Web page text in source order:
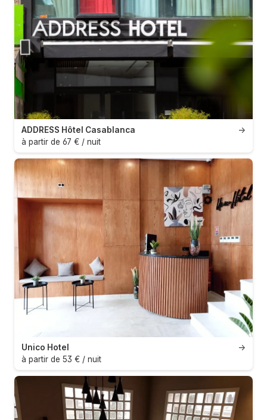
→
ADDRESS Hôtel Casablanca
à partir de 67 € / nuit
→
Unico Hotel
à partir de 53 € / nuit